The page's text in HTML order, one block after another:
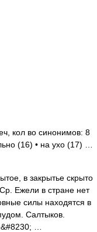
кол во синонимов: 8
(16) • на ухо (17) …
в закрытье скрыто
Ежели в стране нет
силы находятся в
Салтыков.
…